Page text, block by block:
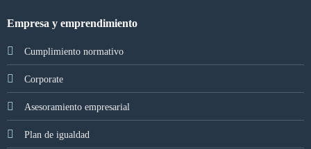
Empresa y emprendimiento
Cumplimiento normativo
Corporate
Asesoramiento empresarial
Plan de igualdad